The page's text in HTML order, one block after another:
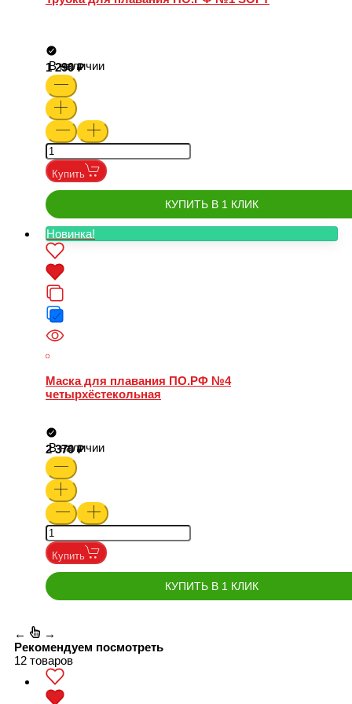
В наличии
1 290
Купить
КУПИТЬ В 1 КЛИК
Новинка!
Маска для плавания ПО.РФ №4
четырхёстекольная
В наличии
2 370
Купить
КУПИТЬ В 1 КЛИК
←
→
Рекомендуем посмотреть
12 товаров